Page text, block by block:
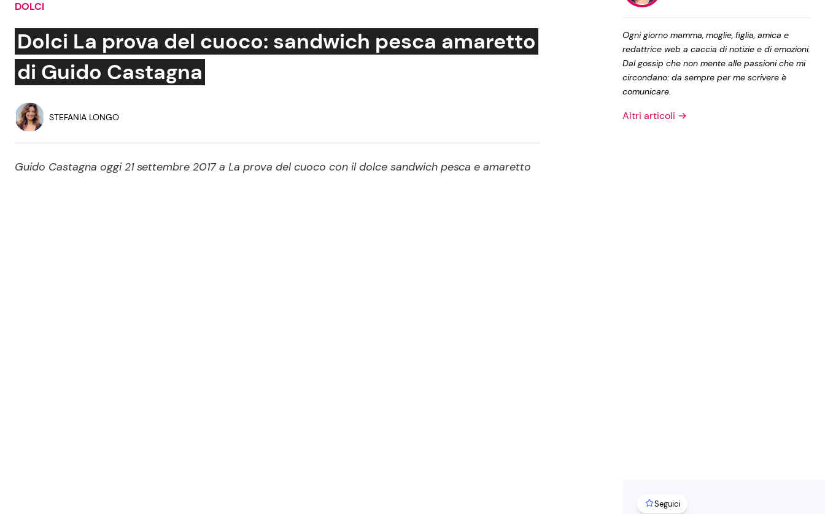
Social News
News dal mondo
Benessere
Le Ricette in TV
Privacy Policy
DOLCI
Dolci La prova del cuoco: sandwich pesca amaretto
di Guido Castagna
STEFANIA LONGO
Guido Castagna oggi 21 settembre 2017 a La prova del cuoco con il dolce sandwich pesca e amaretto
Ogni giorno mamma, moglie, figlia, amica e
redattrice web a caccia di notizie e di emozioni.
Dal gossip che non mente alle passioni che mi
circondano: da sempre per me scrivere è
comunicare.
Altri articoli →
Seguici